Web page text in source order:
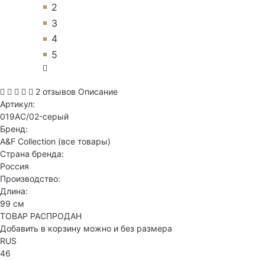
2
3
4
5
2 отзывов Описание
Артикул:
019AC/02-серый
Бренд:
A&F Collection (все товары)
Страна бренда:
Россия
Производство:
Длина:
99 см
ТОВАР РАСПРОДАН
Добавить в корзину можно и без размера
RUS
46